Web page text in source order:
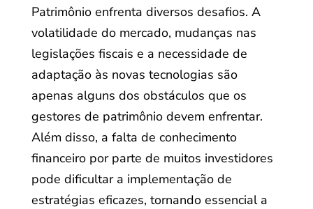
Patrimônio enfrenta diversos desafios. A
volatilidade do mercado, mudanças nas
legislações fiscais e a necessidade de
adaptação às novas tecnologias são
apenas alguns dos obstáculos que os
gestores de patrimônio devem enfrentar.
Além disso, a falta de conhecimento
financeiro por parte de muitos investidores
pode dificultar a implementação de
estratégias eficazes, tornando essencial a